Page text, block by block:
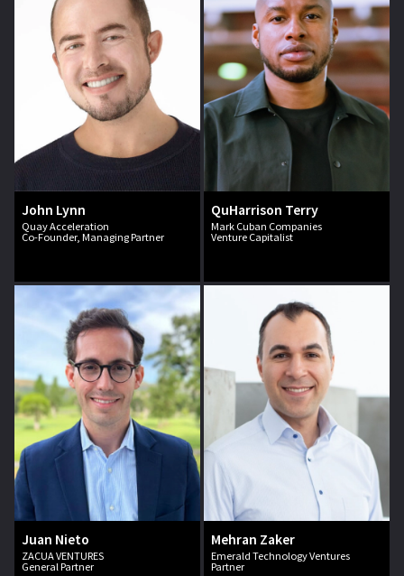
John Lynn
Quay Acceleration
Co-Founder, Managing Partner
QuHarrison Terry
Mark Cuban Companies
Venture Capitalist
Juan Nieto
ZACUA VENTURES
General Partner
Mehran Zaker
Emerald Technology Ventures
Partner